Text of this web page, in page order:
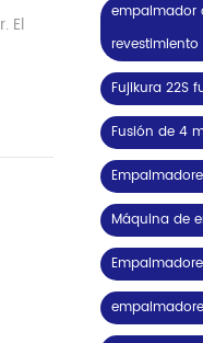
empalmador
revestimiento
Fujikura 22S
Fusión de 4
Máquina de
El